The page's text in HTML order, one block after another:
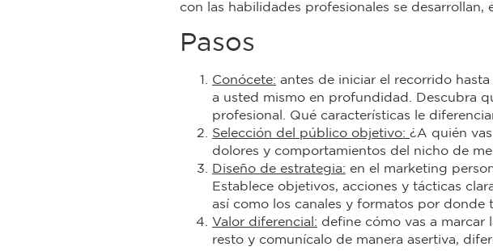
con las habilidades profesionales se
Pasos
Conócete: antes de iniciar el recorrido
a usted mismo en profundidad. Descubra
profesional. Qué características le
Selección del público objetivo: ¿A quién
dolores y comportamientos del nicho de
Diseño de estrategia: en el marketing
Establece objetivos, acciones y tácticas
así como los canales y formatos por donde
Valor diferencial: define cómo vas a marcar
resto y comunícalo de manera asertiva,